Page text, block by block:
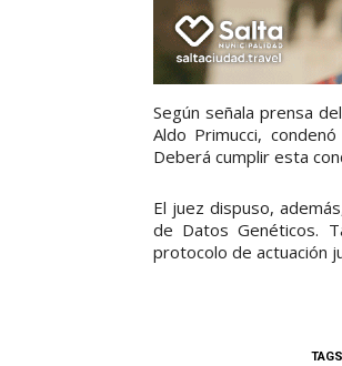
Según señala prensa
Aldo Primucci,
Deberá cumplir esta
El juez dispuso,
de Datos Genéticos.
protocolo de actuación
TAGS